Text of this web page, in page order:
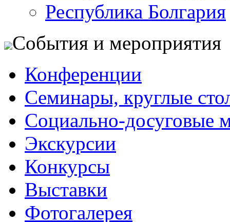
Республика Болгария
События и мероприятия
Конференции
Семинары, круглые
Социально-досуговые
Экскурсии
Конкурсы
Выставки
Фотогалерея